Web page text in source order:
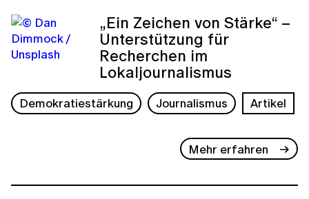
„Ein Zeichen von Stärke“ –
Unterstützung für
Recherchen im
Lokaljournalismus
Demokratiestärkung Journalismus Artikel
Mehr erfahren